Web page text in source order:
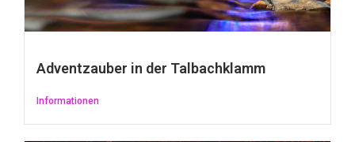
Adventzauber in der Talbachklamm
Informationen